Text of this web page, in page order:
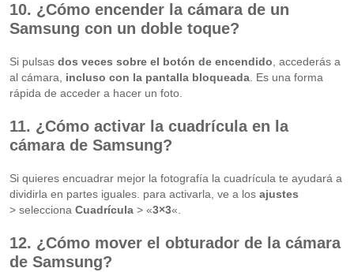
10. ¿Cómo encender la cámara de un
Samsung con un doble toque?
Si pulsas dos veces sobre el botón de encendido, accederás a
al cámara, incluso con la pantalla bloqueada. Es una forma
rápida de acceder a hacer un foto.
11. ¿Cómo activar la cuadrícula en la
cámara de Samsung?
Si quieres encuadrar mejor la fotografía la cuadrícula te ayudará a
dividirla en partes iguales. para activarla, ve a los ajustes
> selecciona Cuadrícula> «3×3«.
12. ¿Cómo mover el obturador de la cámara
de Samsung?